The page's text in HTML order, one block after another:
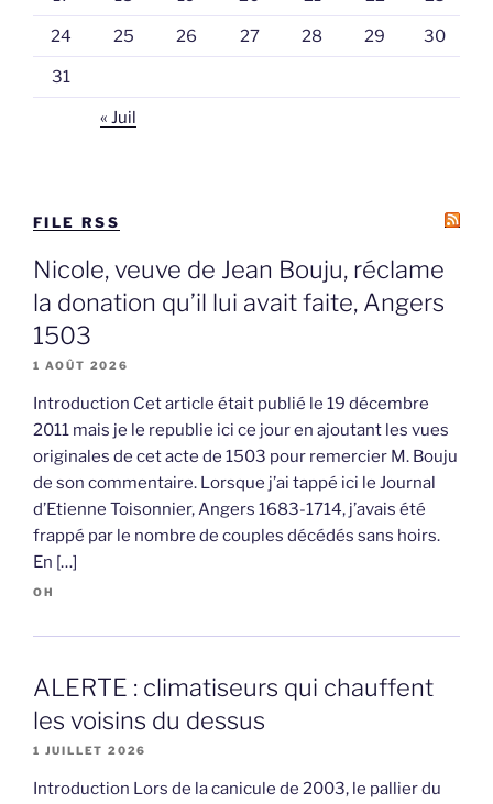
24 25 26 27 28 29 30
31
« Juil
FILE RSS
Nicole, veuve de Jean Bouju, réclame
la donation qu’il lui avait faite, Angers
1503
1 AOÛT 2026
Introduction Cet article était publié le 19 décembre
2011 mais je le republie ici ce jour en ajoutant les vues
originales de cet acte de 1503 pour remercier M. Bouju
de son commentaire. Lorsque j’ai tappé ici le Journal
d’Etienne Toisonnier, Angers 1683-1714, j’avais été
frappé par le nombre de couples décédés sans hoirs.
En […]
OH
ALERTE : climatiseurs qui chauffent
les voisins du dessus
1 JUILLET 2026
Introduction Lors de la canicule de 2003, le pallier du